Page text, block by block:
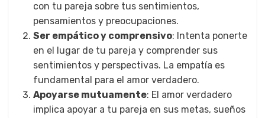
con tu pareja sobre tus sentimientos,
pensamientos y preocupaciones.
Ser empático y comprensivo: Intenta ponerte
en el lugar de tu pareja y comprender sus
sentimientos y perspectivas. La empatía es
fundamental para el amor verdadero.
Apoyarse mutuamente: El amor verdadero
implica apoyar a tu pareja en sus metas, sueños